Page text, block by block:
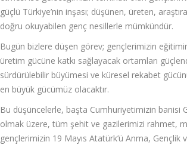
güçlü Türkiye’nin inşası; düşünen, üreten,
doğru okuyabilen genç nesillerle mümkündür.
Bugün bizlere düşen görev; gençlerimizin
üretim gücüne katkı sağlayacak ortamları
sürdürülebilir büyümesi ve küresel rekabet
en büyük gücümüz olacaktır.
Bu düşüncelerle, başta Cumhuriyetimizin banisi
olmak üzere, tüm şehit ve gazilerimizi rahmet,
gençlerimizin 19 Mayıs Atatürk’ü Anma, Gençlik